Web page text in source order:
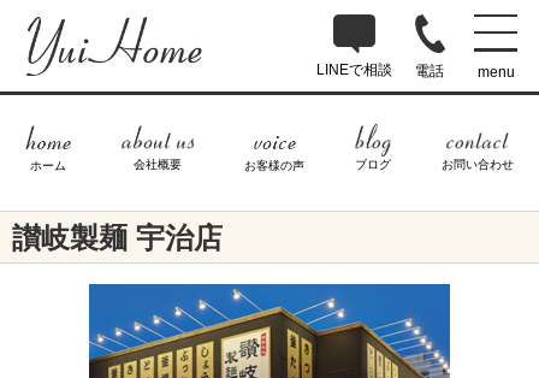
LINEで相談 電話 menu
ホーム 会社概要 お客様の声 ブログ お問い合わせ
讃岐製麺 宇治店